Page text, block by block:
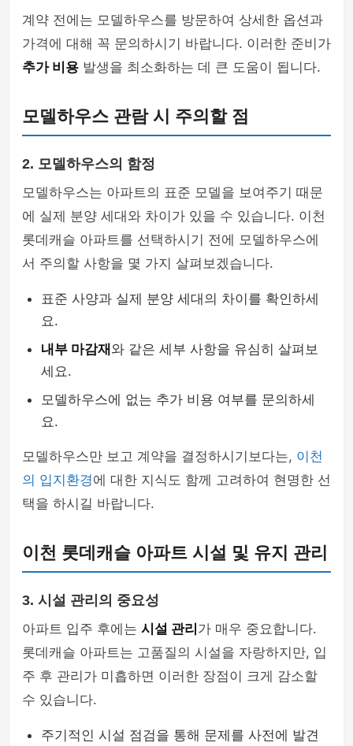
계약 전에는 모델하우스를 방문하여 상세한 옵션과
가격에 대해 꼭 문의하시기 바랍니다. 이러한 준비가
추가 비용 발생을 최소화하는 데 큰 도움이 됩니다.
모델하우스 관람 시 주의할 점
2. 모델하우스의 함정
모델하우스는 아파트의 표준 모델을 보여주기 때문
에 실제 분양 세대와 차이가 있을 수 있습니다. 이천
롯데캐슬 아파트를 선택하시기 전에 모델하우스에
서 주의할 사항을 몇 가지 살펴보겠습니다.
표준 사양과 실제 분양 세대의 차이를 확인하세
요.
내부 마감재 와 같은 세부 사항을 유심히 살펴보
세요.
모델하우스에 없는 추가 비용 여부를 문의하세
요.
모델하우스만 보고 계약을 결정하시기보다는, 이천
의 입지환경에 대한 지식도 함께 고려하여 현명한 선
택을 하시길 바랍니다.
이천 롯데캐슬 아파트 시설 및 유지 관리
3. 시설 관리의 중요성
아파트 입주 후에는 시설 관리 가 매우 중요합니다.
롯데캐슬 아파트는 고품질의 시설을 자랑하지만, 입
주 후 관리가 미흡하면 이러한 장점이 크게 감소할
수 있습니다.
주기적인 시설 점검을 통해 문제를 사전에 발견